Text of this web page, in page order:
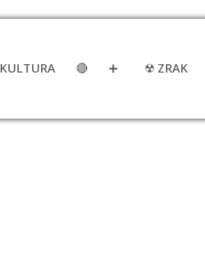
KULTURA 🔴 ➕ ☢ ZRAK